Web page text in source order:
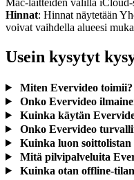
Mac-laitteiden välillä
Hinnat: Hinnat näytetään
voivat vaihdella alueesi
Usein kysytyt
Miten Evervideo toimii?
Onko Evervideo
Kuinka käytän
Onko Evervideo
Kuinka luon soittolistan
Mitä pilvipalveluita
Kuinka otan offline-